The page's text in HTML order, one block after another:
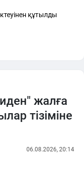
құтылды
жалға
тізіміне
06.08.2026, 20:14